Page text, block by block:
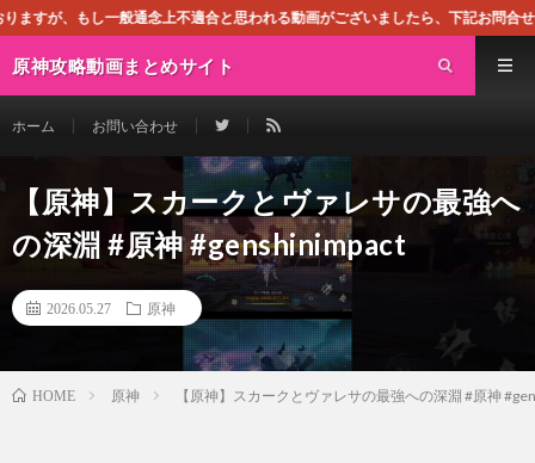
上不適合と思われる動画がございましたら、下記お問合せよりご連絡く
原神攻略動画まとめサイト
ホーム お問い合わせ
【原神】スカークとヴァレサの最強へ
の深淵 #原神 #genshinimpact
2026.05.27 原神
HOME 原神 【原神】スカークとヴァレサの最強への深淵 #原神